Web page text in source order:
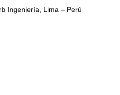
Ingeniería, Lima – Perú